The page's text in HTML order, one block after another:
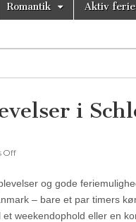
Romantik Aktiv ferie
i
Off
og gode
– bare et par timers
weekendophold eller en